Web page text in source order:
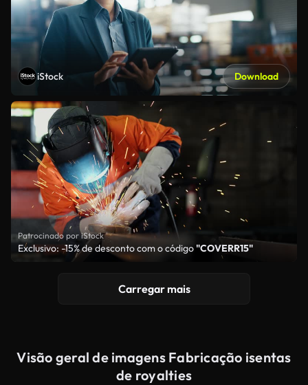
iStock Download
Patrocinado por iStock
Exclusivo: -15% de desconto com o código"COVERR15"
Carregar mais
Visão geral de imagens Fabricação isentas
de royalties